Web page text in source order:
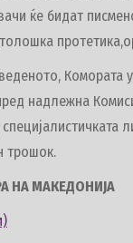
ќе бидат
Комората
надлежна
трошок.
НА МАКЕДОНИЈА